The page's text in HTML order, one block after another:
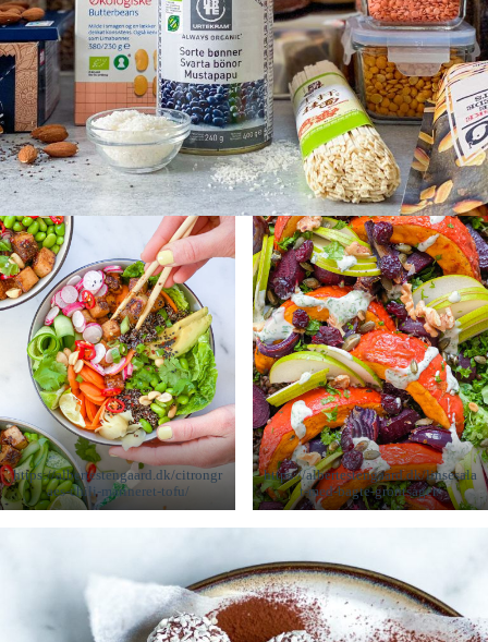
https://albertestengaard.dk/citrongr
aes-chili-marineret-tofu/
https://albertestengaard.dk/linsesala
t-med-bagte-grontsager/